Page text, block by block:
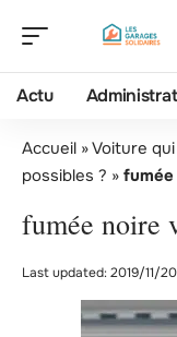
Actu
Accueil »Voiture
possibles ? »
fumée noire
Last updated: 2019/11/